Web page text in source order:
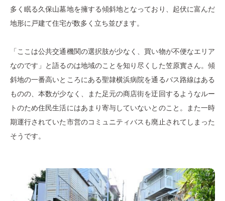
多く眠る久保山墓地を擁する傾斜地となっており、起伏に富んだ
地形に戸建て住宅が数多く立ち並びます。
「ここは公共交通機関の選択肢が少なく、買い物が不便なエリア
なのです」と語るのは地域のことを知り尽くした笠原實さん。傾
斜地の一番高いところにある聖隷横浜病院を通るバス路線はある
ものの、本数が少なく、また足元の商店街を迂回するようなルー
トのため住民生活にはあまり寄与していないとのこと。また一時
期運行されていた市営のコミュニティバスも廃止されてしまった
そうです。